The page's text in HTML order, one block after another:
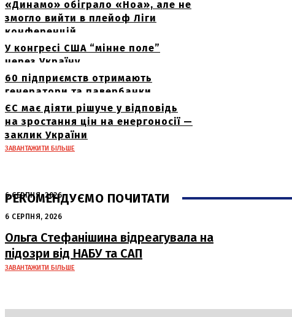
«Динамо» обіграло «Ноа», але не
змогло вийти в плейоф Ліги
конференцій
У конгресі США “мінне поле”
через Україну
60 підприємств отримають
генератори та павербанки
ЄС має діяти рішуче у відповідь
на зростання цін на енергоносії —
заклик України
ЗАВАНТАЖИТИ БІЛЬШЕ
РЕКОМЕНДУЄМО ПОЧИТАТИ
6 СЕРПНЯ, 2026
Нічна атака в Сумах: руйнування та
жертви від російських авіабомб
6 СЕРПНЯ, 2026
Ольга Стефанішина відреагувала на
підозри від НАБУ та САП
ЗАВАНТАЖИТИ БІЛЬШЕ